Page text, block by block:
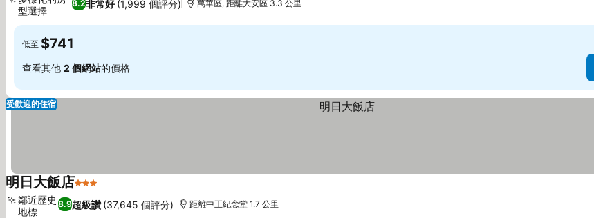
8.2非常好 (1,999 個評分)
型選擇
萬華區, 距離大安區 3.3 公里
低至 $741
查看其他 2 個網站的價格
受歡迎的住宿
明日大飯店3 星級
8.9超級讚 (37,645 個評分)
鄰近歷史
地標
距離中正紀念堂 1.7 公里